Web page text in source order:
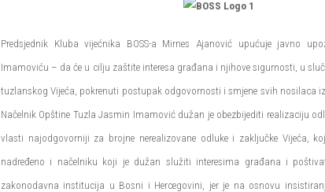
Predsjednik Kluba vijećnika BOSS-a Mirnes Ajanović upućuje javno
Imamoviću – da će u cilju zaštite interesa građana i njihove sigurnosti, u
tuzlanskog Vijeća, pokrenuti postupak odgovornosti i smjene svih nosilaca
Načelnik Opštine Tuzla Jasmin Imamović dužan je obezbijediti realizaciju
vlasti najodgovorniji za brojne nerealizovane odluke i zaključke Vijeća,
nadređeno i načelniku koji je dužan služiti interesima građana i
zakonodavna institucija u Bosni i Hercegovini, jer je na osnovu